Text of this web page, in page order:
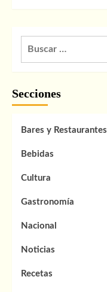
Secciones
Bares y Restaurantes
Bebidas
Cultura
Gastronomía
Nacional
Noticias
Recetas